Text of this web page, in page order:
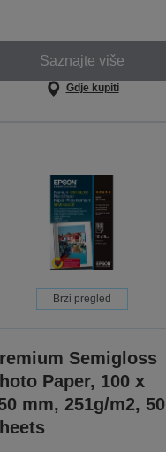
Saznajte više
Gdje kupiti
Brzi pregled
Semigloss
Paper, 100 x
mm, 251g/m2, 50